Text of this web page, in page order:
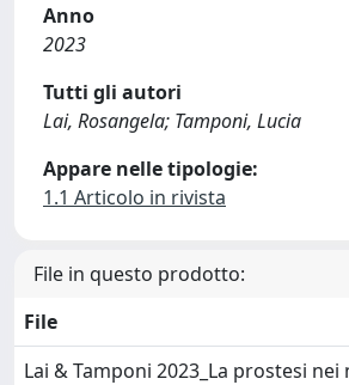
Anno
2023
Tutti gli autori
Lai, Rosangela; Tamponi, Lucia
Appare nelle tipologie:
1.1 Articolo in rivista
File in questo prodotto:
File
Lai & Tamponi 2023_La prostesi nei